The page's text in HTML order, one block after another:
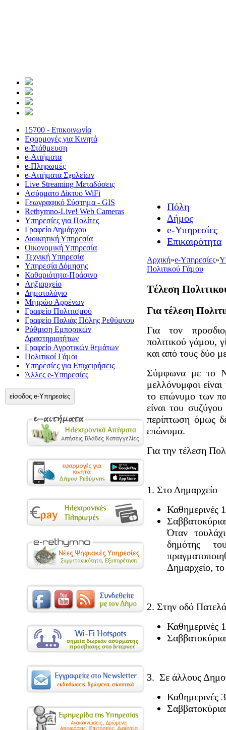
15700 - Επικοινωνία
Εφαρμογές για Κινητά
e-Στάθμευση
e-Αιτήματα
e-Πληρωμές
e-Αιτήματα Σχολείων
Live Streaming Μεταδόσεις
Ασύρματο Δίκτυο WiFi
Γεωγραφικό Σύστημα - GIS
Rethymno-Live! Web Cameras
Υπηρεσίες για Πολίτες
Γραφείο Δημάρχου
Διοικητική Υπηρεσία
Οικονομική Υπηρεσία
Τεχνική Υπηρεσία
Υπηρεσία Δόμησης
Καθαριότητα-Πράσινο
Ληξιαρχείο
Δημοτολόγιο
Μητρώο Αρρένων
Γραφείο Πολιτισμού
Γραφείο Παλιάς Πόλης Ρεθύμνου
Ρύθμιση Εμπορικών
Δραστηριοτήτων
Γραφείο Αγροτικών θεμάτων
Πολιτικοί Γάμοι
Υπηρεσίες για Επιχειρήσεις
Άλλες e-Υπηρεσίες
είσοδος e-Υπηρεσίες
Πόλη
Δήμος
e-Υπηρεσίες
Επικαιρότητα
Αρχική»e-Υπηρεσίες»
Πολιτικού Γάμου
Tέλεση
Για τέλεση
Για τον
πολιτικού γάμου,
και από τους δύο
Σύμφωνα με το
μελλόνυμφοι
το επώνυμο των
είναι του
περίπτωση όμως
επώνυμα.
Για την τέλεση
1. Στο Δημαρχείο
Καθημερινές
Όταν
δημότης
Δημαρχείο,
2. Στην οδό
Καθημερινές
3. Σε άλλους
Καθημερινές